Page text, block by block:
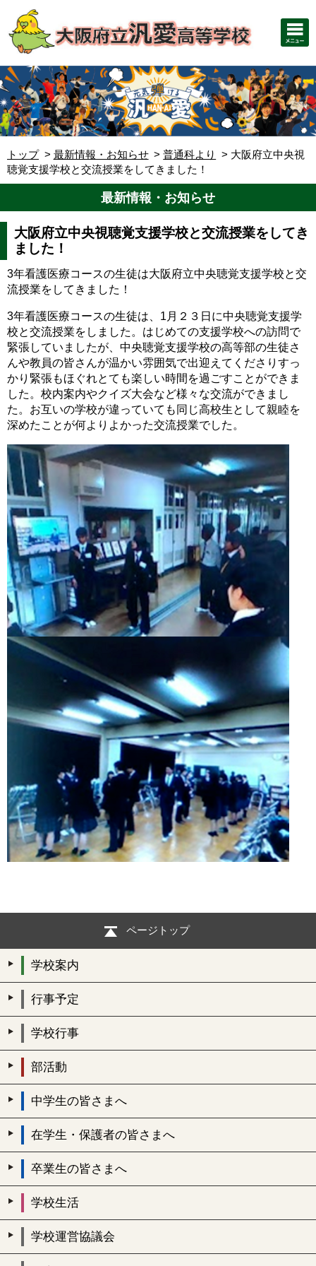
トップ 最新情報・お知らせ 普通科より
大阪府立中央視
聴覚支援学校と交流授業をしてきました！
最新情報・お知らせ
大阪府立中央視聴覚支援学校と交流授業をしてき
ました！
3年看護医療コースの生徒は大阪府立中央聴覚支援学校と交
流授業をしてきました！
3年看護医療コースの生徒は、1月２３日に中央聴覚支援学
校と交流授業をしました。はじめての支援学校への訪問で
緊張していましたが、中央聴覚支援学校の高等部の生徒さ
んや教員の皆さんが温かい雰囲気で出迎えてくださりすっ
かり緊張もほぐれとても楽しい時間を過ごすことができま
した。校内案内やクイズ大会など様々な交流ができまし
た。お互いの学校が違っていても同じ高校生として親睦を
深めたことが何よりよかった交流授業でした。
ページトップ
学校案内
行事予定
学校行事
部活動
中学生の皆さまへ
在学生・保護者の皆さまへ
卒業生の皆さまへ
学校生活
学校運営協議会